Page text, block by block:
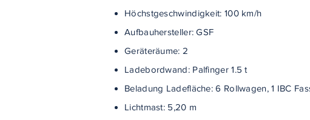
Höchstgeschwindigkeit: 100 km/h
Aufbauhersteller: GSF
Geräteräume: 2
Ladebordwand: Palfinger 1.5 t
Beladung Ladefläche: 6 Rollwagen, 1 IBC
Lichtmast: 5,20 m